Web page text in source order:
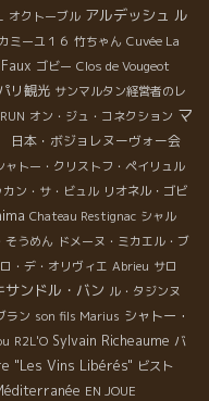
オクトーブル アルデッシュ ル
ミーユ１６ 竹ちゃん Cuvée La
ゴビー Clos de Vougeot
リ観光 サンマルタン経営者のレ
オン・ジュ・コネクション マ
本・ボジョレヌーヴォー会
ャトー・クリストフ・ペイリュル
カン・サ・ビュル リオネル・ゴビ
Chateau Restignac シャル
そうめん ドメーヌ・ミカエル・ブ
・デ・オリヴィエ Abrieu サロ
サンドル・バン ル・タジンヌ
ラン son fils Marius シャトー・
R2L'O Sylvain Richeaume バ
"Les Vins Libérés" ビスト
EN JOUE